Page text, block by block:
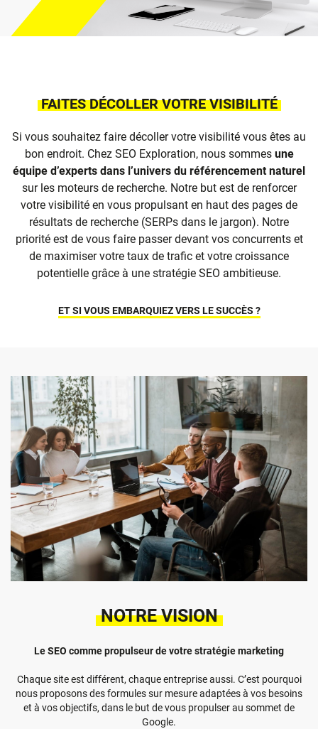
FAITES DÉCOLLER VOTRE VISIBILITÉ
Si vous souhaitez faire décoller votre visibilité vous êtes au
bon endroit. Chez SEO Exploration, nous sommes une
équipe d’experts dans l’univers du référencement naturel
sur les moteurs de recherche. Notre but est de renforcer
votre visibilité en vous propulsant en haut des pages de
résultats de recherche (SERPs dans le jargon). Notre
priorité est de vous faire passer devant vos concurrents et
de maximiser votre taux de trafic et votre croissance
potentielle grâce à une stratégie SEO ambitieuse.
ET SI VOUS EMBARQUIEZ VERS LE SUCCÈS ?
NOTRE VISION
Le SEO comme propulseur de votre stratégie marketing
Chaque site est différent, chaque entreprise aussi. C’est pourquoi
nous proposons des formules sur mesure adaptées à vos besoins
et à vos objectifs, dans le but de vous propulser au sommet de
Google.